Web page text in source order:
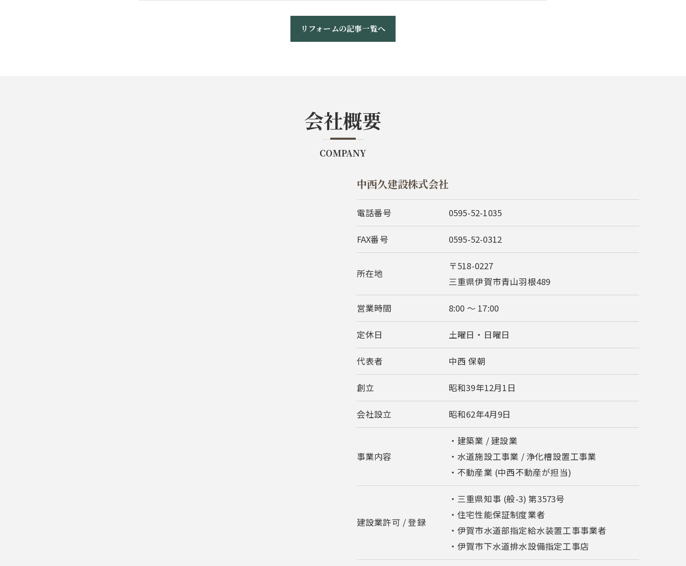
リフォームの記事一覧へ
会社概要
COMPANY
中西久建設株式会社
電話番号 0595-52-1035
FAX番号 0595-52-0312
所在地
〒518-0227
三重県伊賀市青山羽根489
営業時間 8:00 〜 17:00
定休日 土曜日・日曜日
代表者 中西 保朝
創立 昭和39年12月1日
会社設立 昭和62年4月9日
事業内容
・建築業 / 建設業
・水道施設工事業 / 浄化槽設置工事業
・不動産業 (中西不動産が担当)
建設業許可 / 登録
・三重県知事 (般-3) 第3573号
・住宅性能保証制度業者
・伊賀市水道部指定給水装置工事事業者
・伊賀市下水道排水設備指定工事店